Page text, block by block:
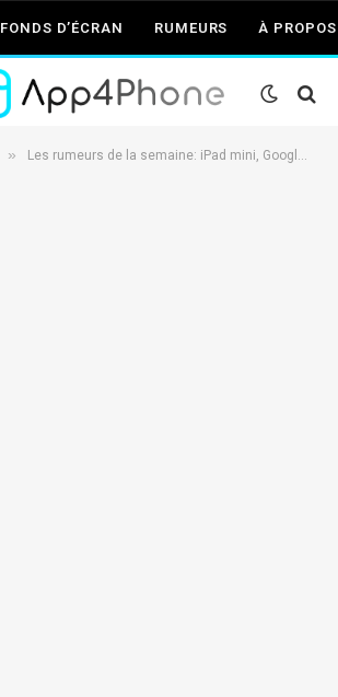
FONDS D’ÉCRAN RUMEURS À PROPOS
» Les rumeurs de la semaine: iPad mini, Google Maps…